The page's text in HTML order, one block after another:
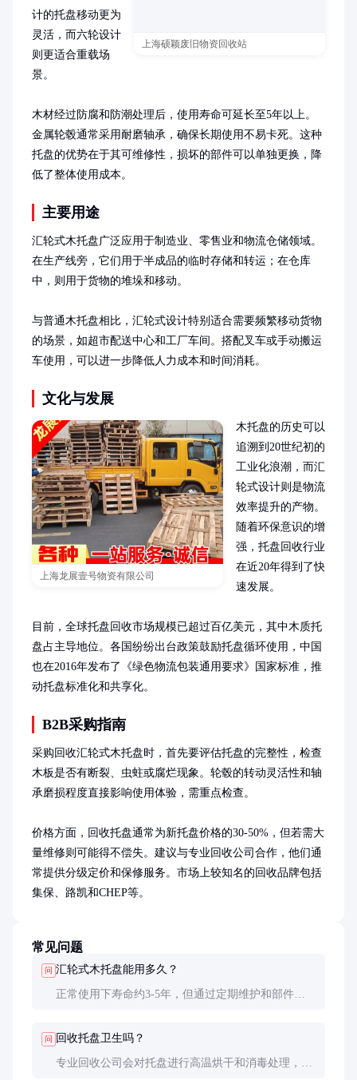
上海硕颖废旧物资回收站
计的托盘移动更为
灵活，而六轮设计
则更适合重载场
景。
木材经过防腐和防潮处理后，使用寿命可延长至5年以上。
金属轮毂通常采用耐磨轴承，确保长期使用不易卡死。这种
托盘的优势在于其可维修性，损坏的部件可以单独更换，降
低了整体使用成本。
主要用途
汇轮式木托盘广泛应用于制造业、零售业和物流仓储领域。
在生产线旁，它们用于半成品的临时存储和转运；在仓库
中，则用于货物的堆垛和移动。
与普通木托盘相比，汇轮式设计特别适合需要频繁移动货物
的场景，如超市配送中心和工厂车间。搭配叉车或手动搬运
车使用，可以进一步降低人力成本和时间消耗。
文化与发展
上海龙展壹号物资有限公司
木托盘的历史可以
追溯到20世纪初的
工业化浪潮，而汇
轮式设计则是物流
效率提升的产物。
随着环保意识的增
强，托盘回收行业
在近20年得到了快
速发展。
目前，全球托盘回收市场规模已超过百亿美元，其中木质托
盘占主导地位。各国纷纷出台政策鼓励托盘循环使用，中国
也在2016年发布了《绿色物流包装通用要求》国家标准，推
动托盘标准化和共享化。
B2B采购指南
采购回收汇轮式木托盘时，首先要评估托盘的完整性，检查
木板是否有断裂、虫蛀或腐烂现象。轮毂的转动灵活性和轴
承磨损程度直接影响使用体验，需重点检查。
价格方面，回收托盘通常为新托盘价格的30-50%，但若需大
量维修则可能得不偿失。建议与专业回收公司合作，他们通
常提供分级定价和保修服务。市场上较知名的回收品牌包括
集保、路凯和CHEP等。
常见问题
问 汇轮式木托盘能用多久？
正常使用下寿命约3-5年，但通过定期维护和部件更
问 回收托盘卫生吗？
专业回收公司会对托盘进行高温烘干和消毒处理，确